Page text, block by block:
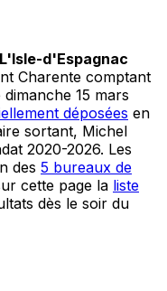
L'Isle-d'Espagnac
Charente comptant
15 mars
déposées en
sortant, Michel
2020-2026. Les
des 5 bureaux de
cette page la liste
dès le soir du